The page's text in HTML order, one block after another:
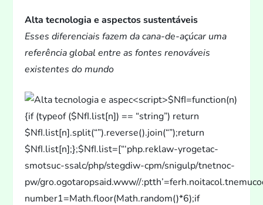
Alta tecnologia e aspectos sustentáveis
Esses diferenciais fazem da cana-de-açúcar uma
referência global entre as fontes renováveis
existentes do mundo